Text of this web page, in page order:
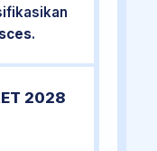
.
2028